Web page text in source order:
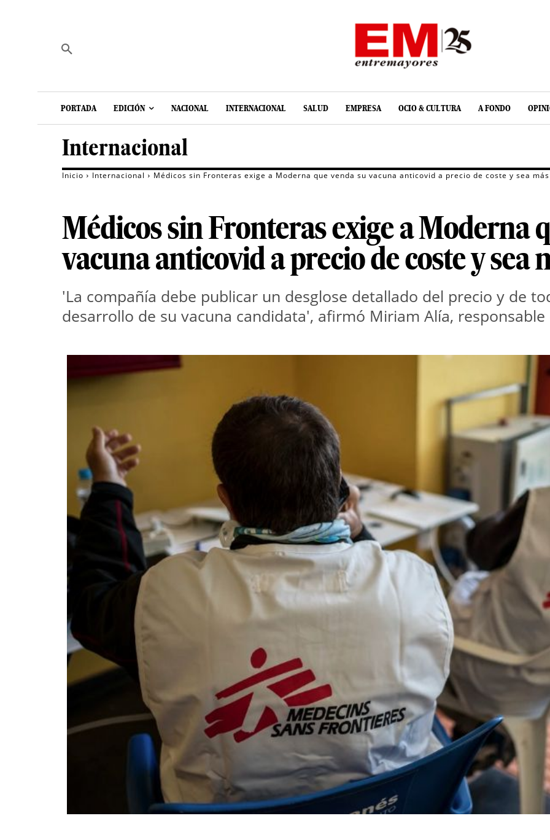
PORTADA EDICIÓN NACIONAL INTERNACIONAL SALUD EMPRESA OCIO & CULTURA A FONDO
Internacional
Inicio Internacional Médicos sin Fronteras exige a Moderna que venda su vacuna anticovid a precio de coste y sea
Médicos sin Fronteras exige a Moderna
vacuna anticovid a precio de coste y sea
'La compañía debe publicar un desglose detallado del precio y de
desarrollo de su vacuna candidata', afirmó Miriam Alía,